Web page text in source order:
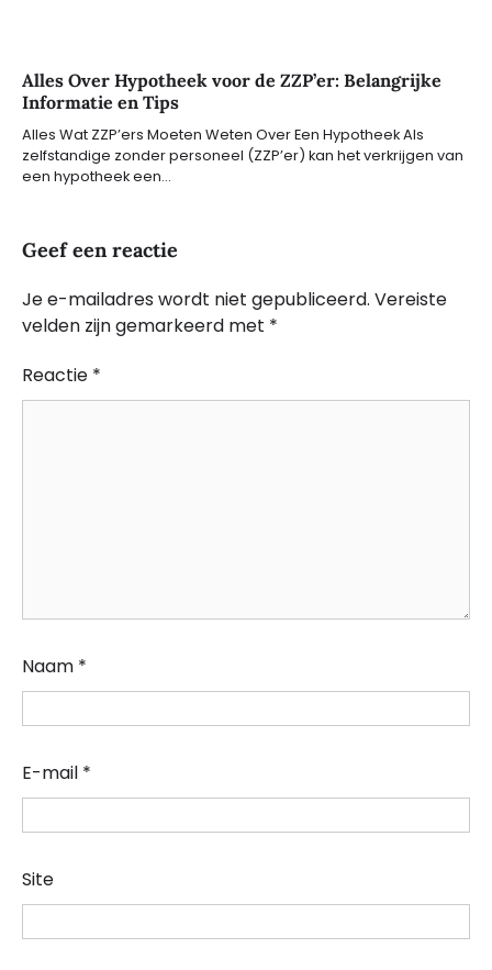
Alles Over Hypotheek voor de ZZP’er: Belangrijke
Informatie en Tips
Alles Wat ZZP’ers Moeten Weten Over Een Hypotheek Als
zelfstandige zonder personeel (ZZP’er) kan het verkrijgen van
een hypotheek een…
Geef een reactie
Je e-mailadres wordt niet gepubliceerd. Vereiste
velden zijn gemarkeerd met *
Reactie *
Naam *
E-mail *
Site